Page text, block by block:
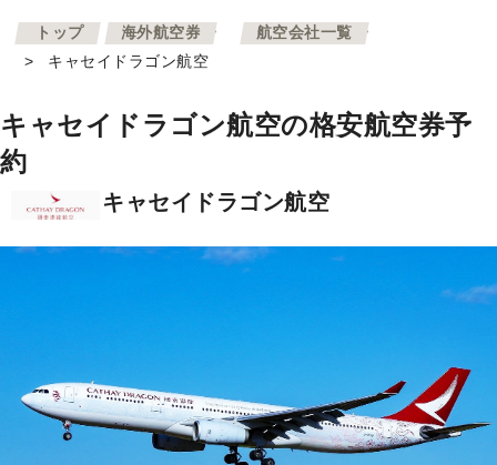
トップ >
海外航空券 >
航空会社一覧
>
キャセイドラゴン航空
キャセイドラゴン航空の格安航空券予
約
キャセイドラゴン航空